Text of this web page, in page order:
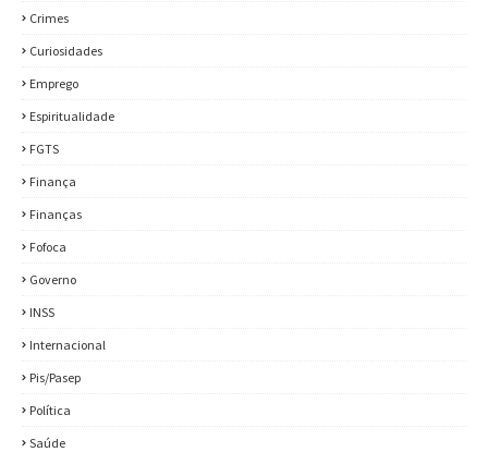
Crimes
Curiosidades
Emprego
Espiritualidade
FGTS
Finança
Finanças
Fofoca
Governo
INSS
Internacional
Pis/Pasep
Política
Saúde